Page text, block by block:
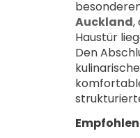
Auckland,
Haustür
Den